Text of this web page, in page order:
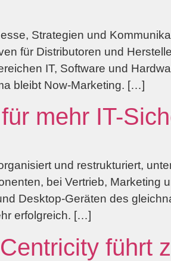
Strategien und
für Distributoren und
IT, Software und
bleibt Now-Marketing. […]
mehr IT-
und restrukturiert,
bei Vertrieb, Marketing
Desktop-Geräten des
erfolgreich. […]
führt